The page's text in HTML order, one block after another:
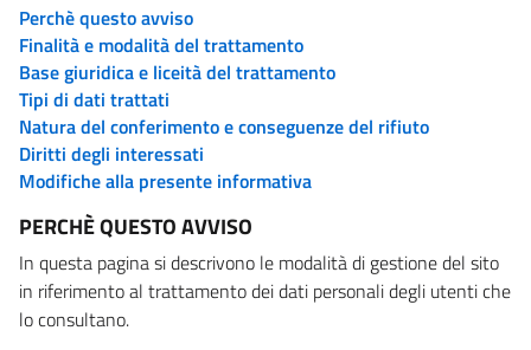
Perchè questo avviso
Finalità e modalità del trattamento
Base giuridica e liceità del trattamento
Tipi di dati trattati
Natura del conferimento e conseguenze del rifiuto
Diritti degli interessati
Modifiche alla presente informativa
PERCHÈ QUESTO AVVISO
In questa pagina si descrivono le modalità di gestione del sito
in riferimento al trattamento dei dati personali degli utenti che
lo consultano.